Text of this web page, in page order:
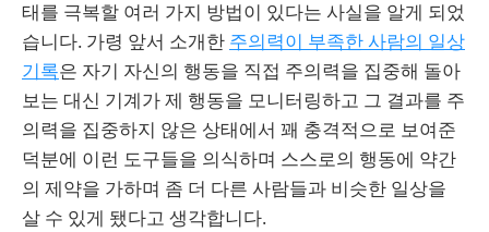
태를 극복할 여러 가지 방법이 있다는 사실을 알게 되었
습니다. 가령 앞서 소개한 주의력이 부족한 사람의 일상
기록은 자기 자신의 행동을 직접 주의력을 집중해 돌아
보는 대신 기계가 제 행동을 모니터링하고 그 결과를 주
의력을 집중하지 않은 상태에서 꽤 충격적으로 보여준
덕분에 이런 도구들을 의식하며 스스로의 행동에 약간
의 제약을 가하며 좀 더 다른 사람들과 비슷한 일상을
살 수 있게 됐다고 생각합니다.